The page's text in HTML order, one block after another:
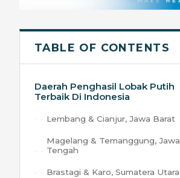
TABLE OF CONTENTS
Daerah Penghasil Lobak Putih
Terbaik Di Indonesia
Lembang & Cianjur, Jawa Barat
Magelang & Temanggung, Jawa
Tengah
Brastagi & Karo, Sumatera Utara